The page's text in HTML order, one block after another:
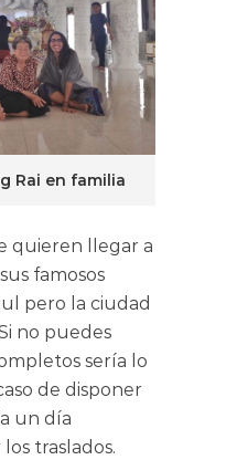
Rai en familia
quieren llegar a
famosos
pero la ciudad
no puedes
sería lo
de disponer
un día
traslados.